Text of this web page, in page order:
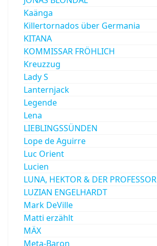
Kaänga
Killertornados über Germania
KITANA
KOMMISSAR FRÖHLICH
Kreuzzug
Lady S
Lanternjack
Legende
Lena
LIEBLINGSSÜNDEN
Lope de Aguirre
Luc Orient
Lucien
LUNA, HEKTOR & DER PROFESSOR
LUZIAN ENGELHARDT
Mark DeVille
Matti erzählt
MÄX
Meta-Baron